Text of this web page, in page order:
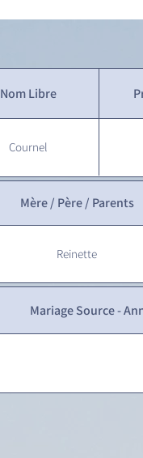
Nom Libre
Cournel
Mère / Père / Parents
Reinette
Mariage Source -